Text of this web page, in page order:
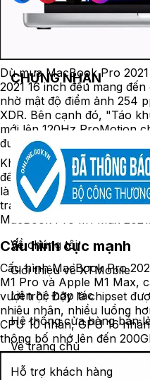
Dù mua MacBook Pro
2021 16 inch đều mang
nhờ mật độ điểm ảnh 254
XDR. Bên cạnh đó, "Táo
mới lên 120Hz ProMotion
được đánh giá siêu mượt.
Không những vậy, màn
đến 1.600 nits, tỷ lệ tương
là chi tiết mà chúng ta có
trải nghiệm màn hình
MacBook Pro M1 Max 2021.
Cấu hình cực mạnh
Cấu hình MacBook Pro
M1 Pro và Apple M1 Max,
vượt trội. Đây là chipset
nhiêu nhân, nhiều luồng
CPU 10 nhân, GPU 16
thông bố nhớ lên đến
CHỨNG NHẬN
Về chúng tôi
Giới thiệu về XTMobile
Liên hệ hợp tác
Hệ thống cửa hàng bán
Về trang chủ
Hỗ trợ khách hàng